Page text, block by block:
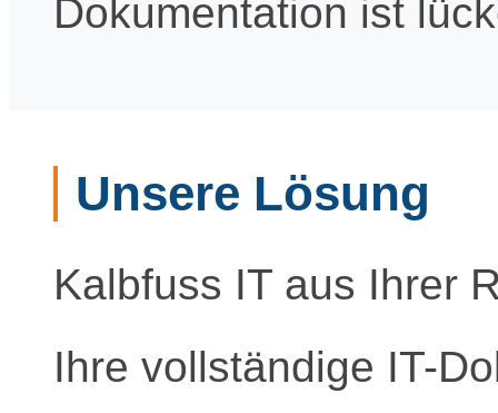
Dokumentation ist
Unsere Lösung
Kalbfuss IT aus Ihrer
Ihre vollständige IT-